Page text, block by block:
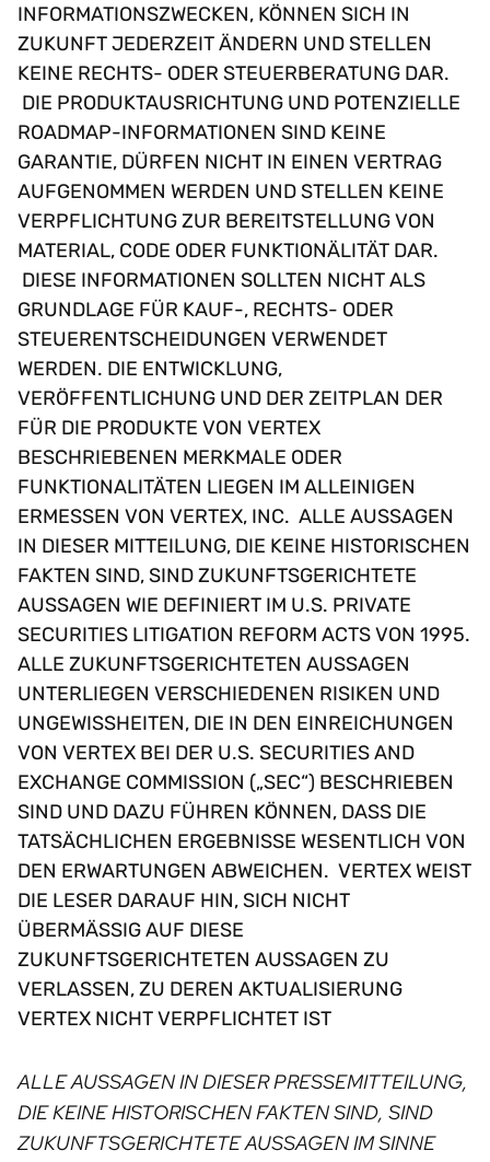
INFORMATIONSZWECKEN, KÖNNEN SICH IN
ZUKUNFT JEDERZEIT ÄNDERN UND STELLEN
KEINE RECHTS- ODER STEUERBERATUNG DAR.
DIE PRODUKTAUSRICHTUNG UND POTENZIELLE
ROADMAP-INFORMATIONEN SIND KEINE
GARANTIE, DÜRFEN NICHT IN EINEN VERTRAG
AUFGENOMMEN WERDEN UND STELLEN KEINE
VERPFLICHTUNG ZUR BEREITSTELLUNG VON
MATERIAL, CODE ODER FUNKTIONÄLITÄT DAR.
DIESE INFORMATIONEN SOLLTEN NICHT ALS
GRUNDLAGE FÜR KAUF-, RECHTS- ODER
STEUERENTSCHEIDUNGEN VERWENDET
WERDEN. DIE ENTWICKLUNG,
VERÖFFENTLICHUNG UND DER ZEITPLAN DER
FÜR DIE PRODUKTE VON VERTEX
BESCHRIEBENEN MERKMALE ODER
FUNKTIONALITÄTEN LIEGEN IM ALLEINIGEN
ERMESSEN VON VERTEX, INC. ALLE AUSSAGEN
IN DIESER MITTEILUNG, DIE KEINE HISTORISCHEN
FAKTEN SIND, SIND ZUKUNFTSGERICHTETE
AUSSAGEN WIE DEFINIERT IM U.S. PRIVATE
SECURITIES LITIGATION REFORM ACTS VON 1995.
ALLE ZUKUNFTSGERICHTETEN AUSSAGEN
UNTERLIEGEN VERSCHIEDENEN RISIKEN UND
UNGEWISSHEITEN, DIE IN DEN EINREICHUNGEN
VON VERTEX BEI DER U.S. SECURITIES AND
EXCHANGE COMMISSION („SEC“) BESCHRIEBEN
SIND UND DAZU FÜHREN KÖNNEN, DASS DIE
TATSÄCHLICHEN ERGEBNISSE WESENTLICH VON
DEN ERWARTUNGEN ABWEICHEN. VERTEX WEIST
DIE LESER DARAUF HIN, SICH NICHT
ÜBERMÄSSIG AUF DIESE
ZUKUNFTSGERICHTETEN AUSSAGEN ZU
VERLASSEN, ZU DEREN AKTUALISIERUNG
VERTEX NICHT VERPFLICHTET IST
ALLE AUSSAGEN IN DIESER PRESSEMITTEILUNG,
DIE KEINE HISTORISCHEN FAKTEN SIND, SIND
ZUKUNFTSGERICHTETE AUSSAGEN IM SINNE